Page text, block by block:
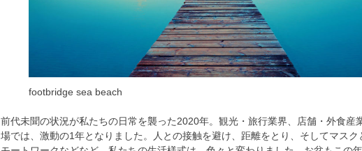
footbridge sea beach
前代未聞の状況が私たちの日常を襲った2020年。観光・旅行業界、店舗・外食産
場では、激動の1年となりました。人との接触を避け、距離をとり、そしてマスク